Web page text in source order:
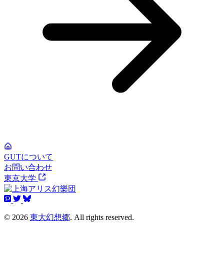
GUTについて
お問い合わせ
東京大学
© 2026 東大幻想郷. All rights reserved.